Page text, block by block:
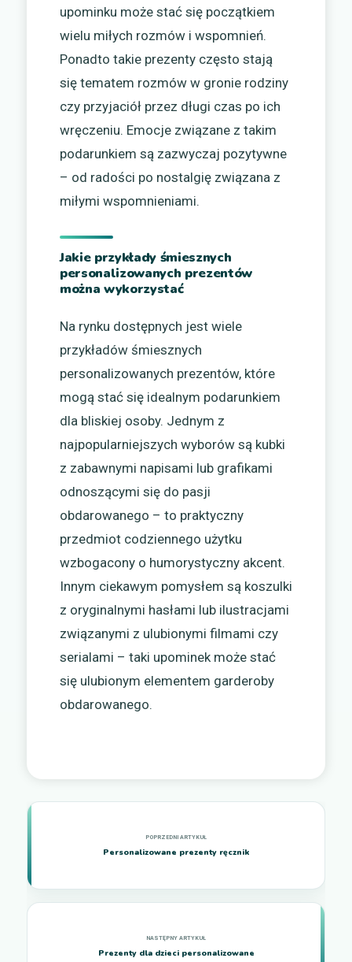
upominku może stać się początkiem
wielu miłych rozmów i wspomnień.
Ponadto takie prezenty często stają
się tematem rozmów w gronie rodziny
czy przyjaciół przez długi czas po ich
wręczeniu. Emocje związane z takim
podarunkiem są zazwyczaj pozytywne
– od radości po nostalgię związana z
miłymi wspomnieniami.
Jakie przykłady śmiesznych
personalizowanych prezentów
można wykorzystać
Na rynku dostępnych jest wiele
przykładów śmiesznych
personalizowanych prezentów, które
mogą stać się idealnym podarunkiem
dla bliskiej osoby. Jednym z
najpopularniejszych wyborów są kubki
z zabawnymi napisami lub grafikami
odnoszącymi się do pasji
obdarowanego – to praktyczny
przedmiot codziennego użytku
wzbogacony o humorystyczny akcent.
Innym ciekawym pomysłem są koszulki
z oryginalnymi hasłami lub ilustracjami
związanymi z ulubionymi filmami czy
serialami – taki upominek może stać
się ulubionym elementem garderoby
obdarowanego.
Personalizowane prezenty ręcznik
Prezenty dla dzieci personalizowane